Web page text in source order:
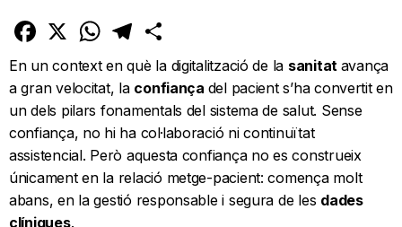
Facebook
X WhatsAppTelegram
En un context en què la digitalització de la sanitat avança
a gran velocitat, la confiança del pacient s’ha convertit en
un dels pilars fonamentals del sistema de salut. Sense
confiança, no hi ha col·laboració ni continuïtat
assistencial. Però aquesta confiança no es construeix
únicament en la relació metge-pacient: comença molt
abans, en la gestió responsable i segura de les dades
clíniques.